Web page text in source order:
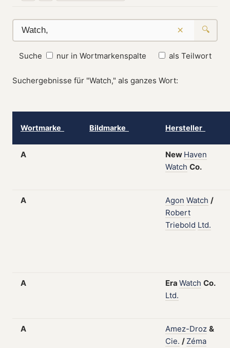
× 🔍
Suche nur in Wortmarkenspalte als Teilwort
Suchergebnisse für "Watch," als ganzes Wort:
Wortmarke Bildmarke Hersteller
A New Haven
Watch Co.
A Agon Watch /
Robert
Triebold Ltd.
A Era Watch Co.
Ltd.
A Amez-Droz &
Cie. / Zéma